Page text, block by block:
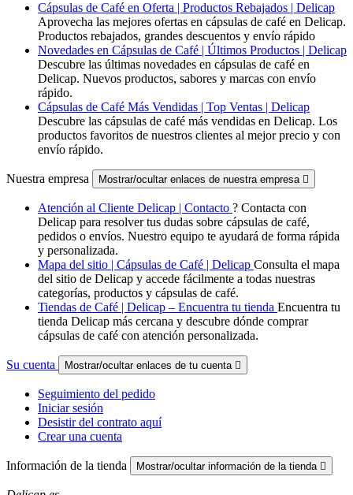
Cápsulas de Café en Oferta | Productos Rebajados | Delicap
Aprovecha las mejores ofertas en cápsulas de café en Delicap.
Productos rebajados, grandes descuentos y envío rápido
Novedades en Cápsulas de Café | Últimos Productos | Delicap
Descubre las últimas novedades en cápsulas de café en
Delicap. Nuevos productos, sabores y marcas con envío
rápido.
Cápsulas de Café Más Vendidas | Top Ventas | Delicap
Descubre las cápsulas de café más vendidas en Delicap. Los
productos favoritos de nuestros clientes al mejor precio y con
envío rápido.
Nuestra empresa Mostrar/ocultar enlaces de nuestra empresa 
Atención al Cliente Delicap | Contacto ? Contacta con
Delicap para resolver tus dudas sobre cápsulas de café,
pedidos o envíos. Nuestro equipo te ayudará de forma rápida
y personalizada.
Mapa del sitio | Cápsulas de Café | Delicap Consulta el mapa
del sitio de Delicap y accede fácilmente a todas nuestras
categorías, productos y cápsulas de café.
Tiendas de Café | Delicap – Encuentra tu tienda Encuentra tu
tienda Delicap más cercana y descubre dónde comprar
cápsulas de café con atención personalizada.
Su cuenta Mostrar/ocultar enlaces de tu cuenta 
Seguimiento del pedido
Iniciar sesión
Desistir del contrato aquí
Crear una cuenta
Información de la tienda Mostrar/ocultar información de la tienda 